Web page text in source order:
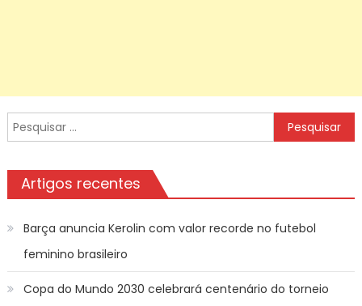
Pesquisar
por:
Artigos recentes
Barça anuncia Kerolin com valor recorde no futebol
feminino brasileiro
Copa do Mundo 2030 celebrará centenário do torneio